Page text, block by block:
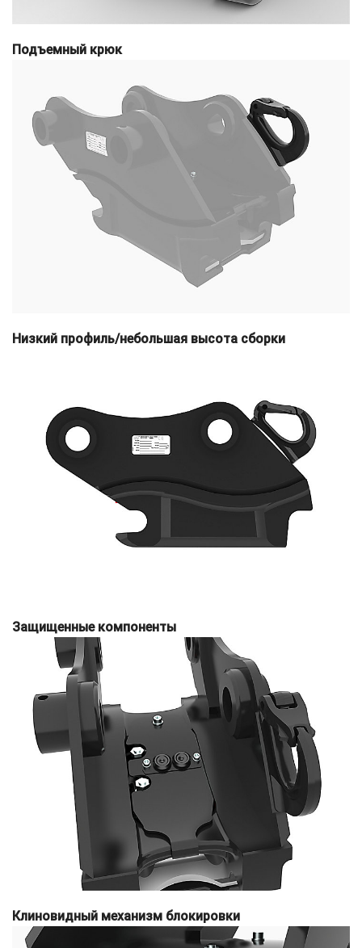
Подъемный крюк
Низкий профиль/небольшая высота сборки
Защищенные компоненты
Клиновидный механизм блокировки